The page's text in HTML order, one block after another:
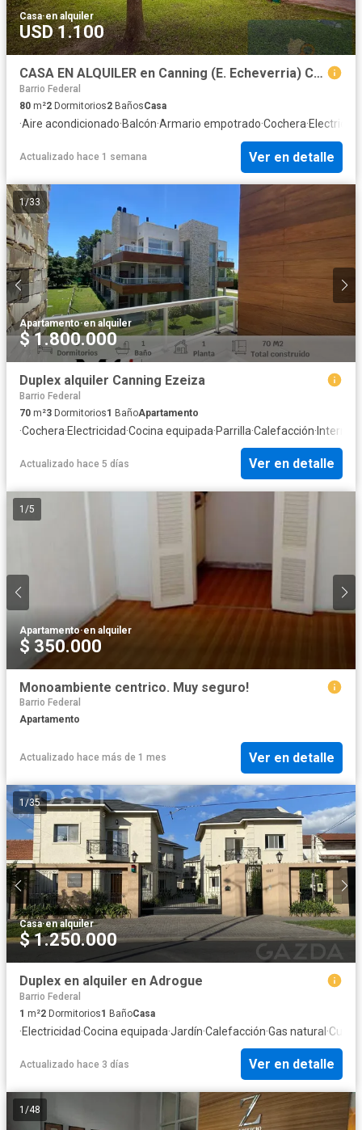
Casa·en alquiler
USD 1.100
CASA EN ALQUILER en Canning (E. Echeverria) CON PILETA
Barrio Federal
80 m²2 Dormitorios2 BañosCasa
·Aire acondicionado·Balcón·Armario empotrado·Cochera·
Actualizado hace 1 semana Ver en detalle
1/33
Apartamento·en alquiler
$ 1.800.000
Duplex alquiler Canning Ezeiza
Barrio Federal
70 m²3 Dormitorios1 BañoApartamento
·Cochera·Electricidad·Cocina equipada·Parrilla·Calefacción· Internet
Actualizado hace 5 días Ver en detalle
1 /5
Apartamento·en alquiler
$ 350.000
Monoambiente centrico. Muy seguro!
Barrio Federal
Apartamento
Actualizado hace más de 1 mes Ver en detalle
1/35
Casa·en alquiler
$ 1.250.000
Duplex en alquiler en Adrogue
Barrio Federal
1 m²2 Dormitorios1 BañoCasa
·Electricidad·Cocina equipada·Jardín·Calefacción·Gas natural ·
Actualizado hace 3 días Ver en detalle
1 /48